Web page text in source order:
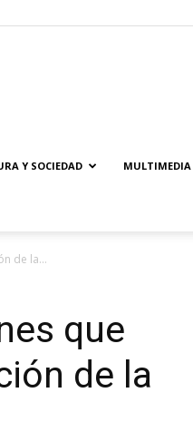
Y SOCIEDAD MULTIMEDIA
de la...
que
de la